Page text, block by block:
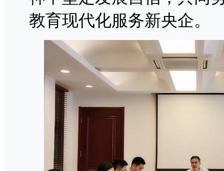
教育现代化服务新央企。